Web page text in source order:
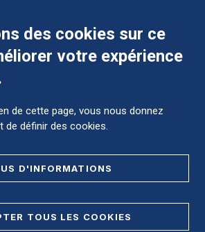
mon hospitalisation ?
des cookies sur ce
votre expérience
de cette page, vous nous donnez
de définir des cookies.
D'INFORMATIONS
TOUS LES COOKIES